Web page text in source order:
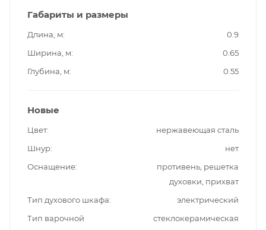
Габариты и размеры
Длина, м
0.9
Ширина, м
0.65
Глубина, м
0.55
Новые
Цвет
нержавеющая сталь
Шнур
нет
Оснащение
противень, решетка
духовки, прихват
Тип духового шкафа
электрический
Тип варочной
стеклокерамическая